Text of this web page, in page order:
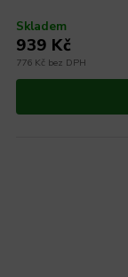
Skladem
776 Kč bez DPH
939 Kč